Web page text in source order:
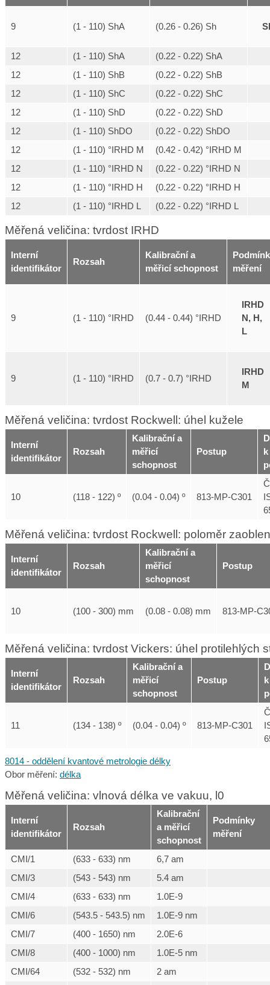
9 (1 - 110) ShA (0.26 - 0.26) Sh
12 (1 - 110) ShA
(0.22 - 0.22) ShA
12
(1 - 110) ShB
(0.22 - 0.22) ShB
12
(1 - 110) ShC
(0.22 - 0.22) ShC
12
(1 - 110) ShD
(0.22 - 0.22) ShD
12
(1 - 110) ShDO
(0.22 - 0.22) ShDO
12
(1 - 110) °IRHD M
(0.42 - 0.42) °IRHD M
12
(1 - 110) °IRHD N
(0.22 - 0.22) °IRHD N
12
(1 - 110) °IRHD H
(0.22 - 0.22) °IRHD H
12
(1 - 110) °IRHD L (0.22 - 0.22) °IRHD L
Měřená veličina: tvrdost IRHD
Interní
identifikátor
Rozsah
Kalibrační a
měřicí schopnost
měření
9 (1 - 110) °IRHD (0.44 - 0.44) °IRHD
IRHD
N, H,
L
9 (1 - 110) °IRHD (0.7 - 0.7) °IRHD
IRHD
M
Měřená veličina: tvrdost Rockwell: úhel kužele
Interní
identifikátor
Rozsah
Kalibrační a
měřicí
schopnost
Postup
k
10 (118 - 122) º (0.04 - 0.04) º 813-MP-C301
Měřená veličina: tvrdost Rockwell: poloměr
Interní
identifikátor
Rozsah
Kalibrační a
měřicí
schopnost
Postup
10 (100 - 300) mm (0.08 - 0.08) mm 813-MP-
Měřená veličina: tvrdost Vickers: úhel protilehlých
Interní
identifikátor
Rozsah
Kalibrační a
měřicí
schopnost
Postup
k
11 (134 - 138) º (0.04 - 0.04) º 813-MP-C301
8014 - oddělení kvantové metrologie délky
Obor měření: délka
Měřená veličina: vlnová délka ve vakuu, l0
Interní
identifikátor
Rozsah
Kalibrační
a měřicí
schopnost
Podmínky
měření
CMI/1 (633 - 633) nm
6,7 am
CMI/3
(543 - 543) nm
5.4 am
CMI/4
(633 - 633) nm
1.0E-9
CMI/6
(543.5 - 543.5) nm
1.0E-9 nm
CMI/7
(400 - 1650) nm
2.0E-6
CMI/8
(400 - 1000) nm
1.0E-5 nm
CMI/64
(532 - 532) nm 2 am